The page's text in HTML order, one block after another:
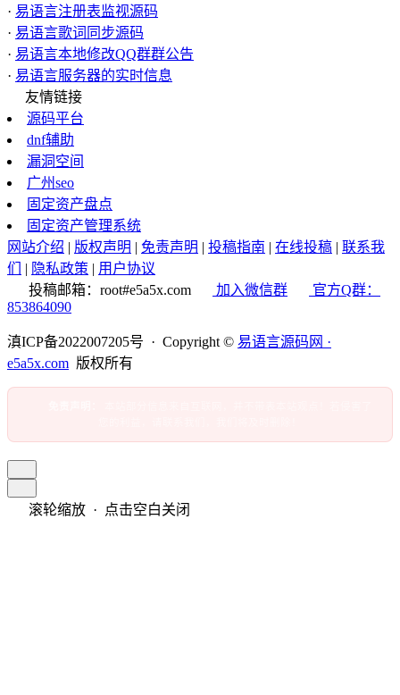
· 易语言注册表监视源码
· 易语言歌词同步源码
· 易语言本地修改QQ群群公告
· 易语言服务器的实时信息
友情链接
源码平台
dnf辅助
漏洞空间
广州seo
固定资产盘点
固定资产管理系统
网站介绍 | 版权声明 | 免责声明 | 投稿指南 | 在线投稿 | 联系我
们
| 隐私政策 | 用户协议
投稿邮箱：root#e5a5x.com
加入微信群
官方Q群：
853864090
滇ICP备2022007205号 · Copyright © 易语言源码网 ·
e5a5x.com 版权所有
滚轮缩放 · 点击空白关闭